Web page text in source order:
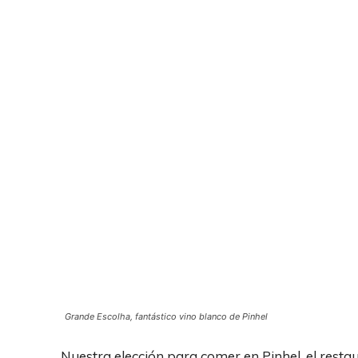
Grande Escolha, fantástico vino blanco de Pinhel